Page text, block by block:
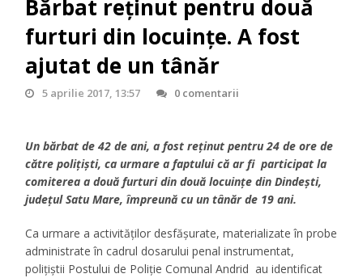
Bărbat reținut pentru două
furturi din locuințe. A fost
ajutat de un tânăr
5 aprilie 2017, 13:57 0 comentarii
Un bărbat de 42 de ani, a fost reținut pentru 24 de ore de
către polițiști, ca urmare a faptului că ar fi participat la
comiterea a două furturi din două locuințe din Dindești,
județul Satu Mare, împreună cu un tânăr de 19 ani.
Ca urmare a activităților desfășurate, materializate în probe
administrate în cadrul dosarului penal instrumentat,
polițiștii Postului de Poliție Comunal Andrid au identificat